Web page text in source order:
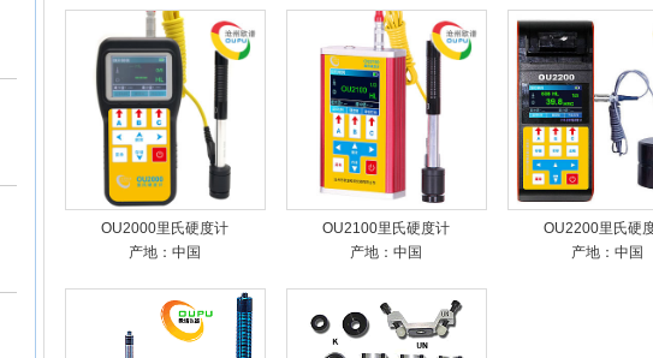
OU2000里氏硬度计
产地：中国
OU2100里氏硬度计
产地：中国
OU2200里氏硬
产地：中国